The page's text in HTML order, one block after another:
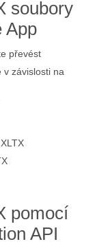
soubory
App
převést
v závislosti na
pomocí
API